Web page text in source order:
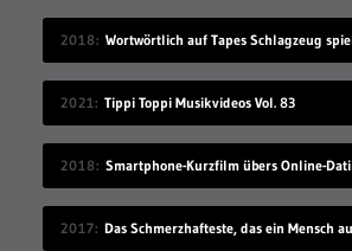
2018 Wortwörtlich auf Tapes Schlagzeug
2021 Tippi Toppi Musikvideos Vol. 83
2018
2017